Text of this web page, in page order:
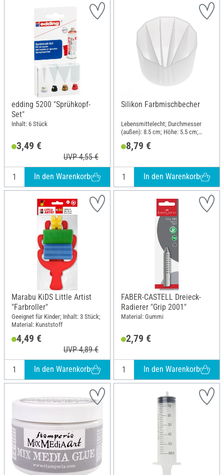
edding 5200 "Sprühkopf-
Set"
Inhalt: 6 Stück
3,49 €
UVP 4,55 €
In den Warenkorb
Silikon Farbmischbecher
Lebensmittelecht; Durchmesser
(außen): 8.5 cm; Höhe: 5.5 cm;
8,79 €
In den Warenkorb
Marabu KiDS Little Artist
"Farbroller"
Geeignet für Kinder; Inhalt: 3 Stück;
Material: Kunststoff
4,49 €
UVP 4,89 €
In den Warenkorb
FABER-CASTELL Dreieck-
Radierer "Grip 2001"
Material: Gummi
2,79 €
In den Warenkorb